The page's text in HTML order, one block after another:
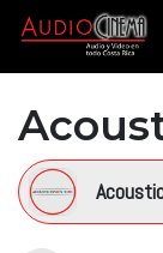
Ir al contenido